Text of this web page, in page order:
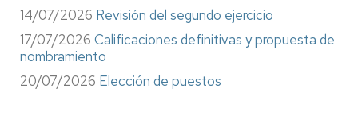
14/07/2026 Revisión del segundo ejercicio
17/07/2026 Calificaciones definitivas y propuesta de
nombramiento
20/07/2026 Elección de puestos